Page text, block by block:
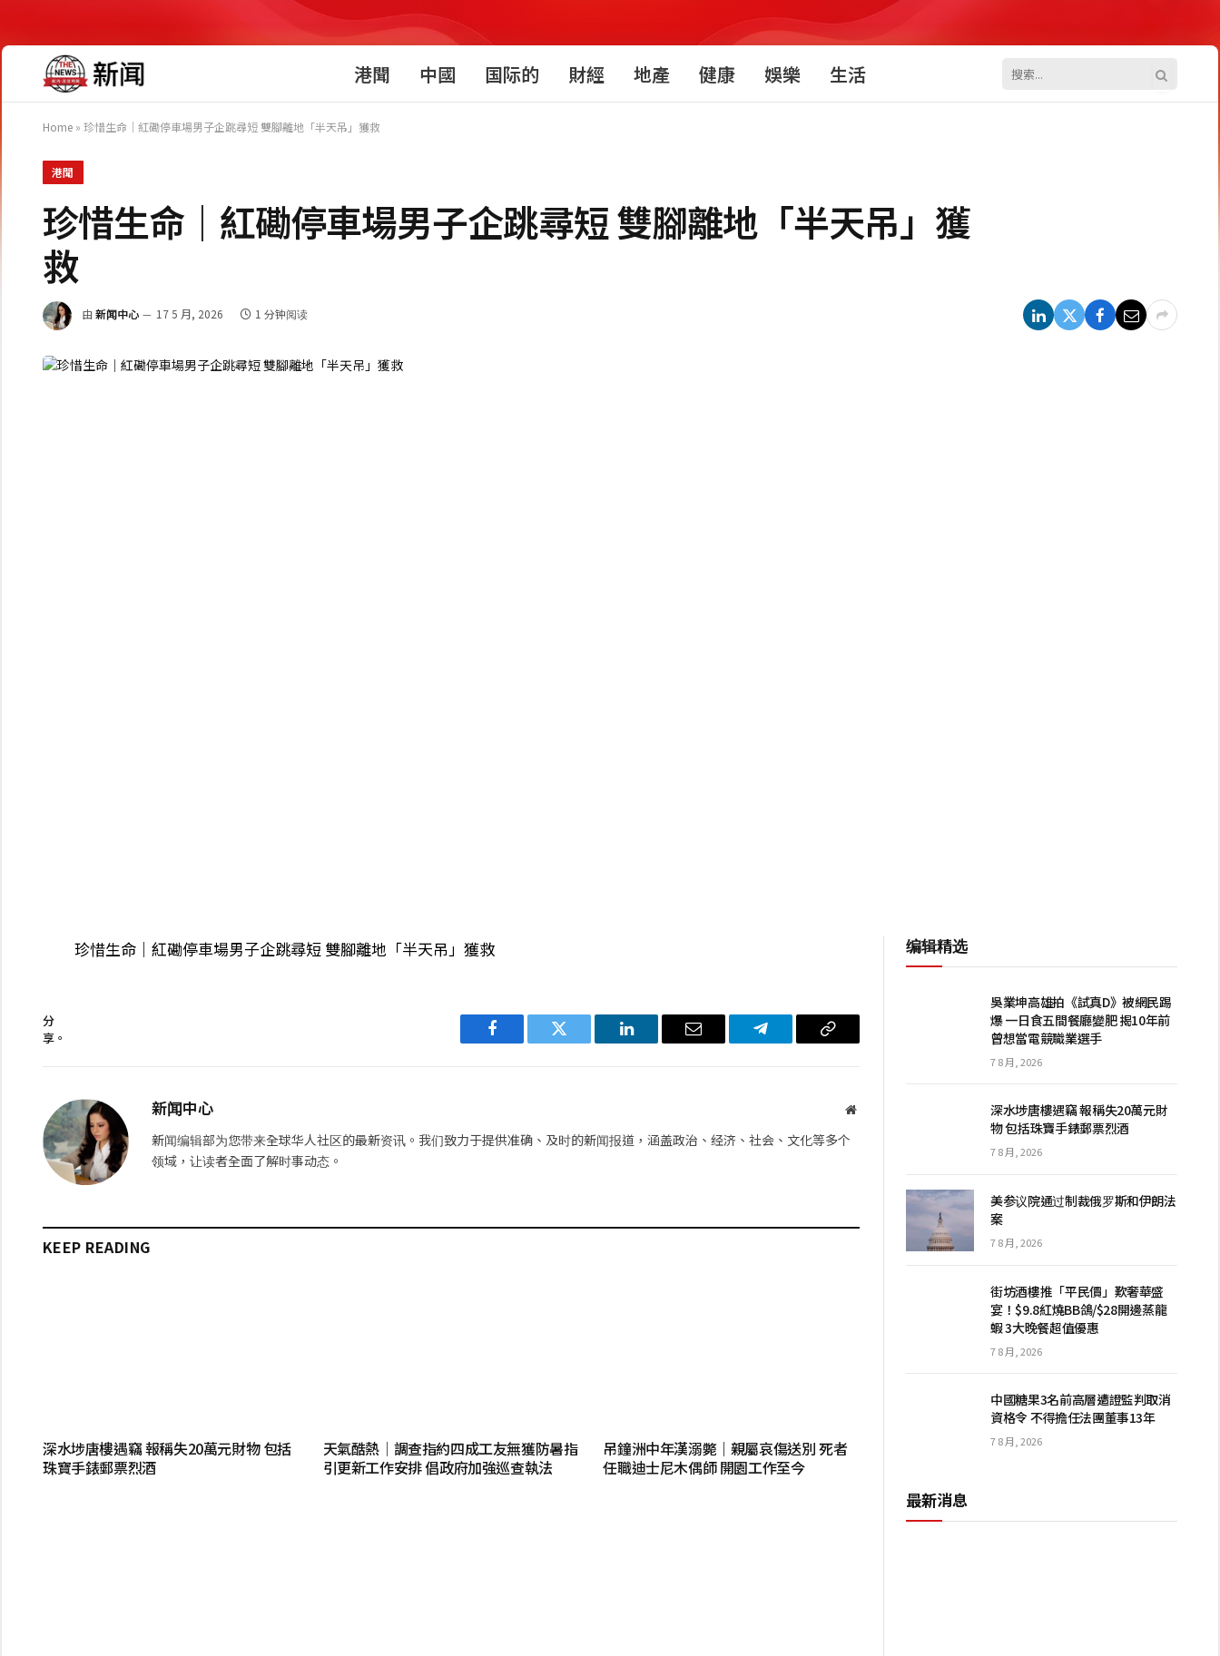
港聞 中國 国际的 財經 地產 健康 娛樂 生活
Home » 珍惜生命｜紅磡停車場男子企跳尋短 雙腳離地「半天吊」獲救
港聞
珍惜生命｜紅磡停車場男子企跳尋短 雙腳離地「半天吊」獲
救
由 新闻中心 17 5 月, 2026 1 分钟阅读
珍惜生命｜紅磡停車場男子企跳尋短 雙腳離地「半天吊」獲救
分
享。
Facebook Twitter LinkedIn 电
Telegram 复
新闻中心
网
新闻编辑部为您带来全球华人社区的最新资讯。我们致力于提供准确、及时的新闻报道，涵盖政治、经济、社会、文化等多个
领域，让读者全面了解时事动态。
KEEP READING
深水埗唐樓遇竊 報稱失20萬元財物 包括
珠寶手錶郵票烈酒
天氣酷熱│調查指約四成工友無獲防暑指
引更新工作安排 倡政府加強巡查執法
吊鐘洲中年漢溺斃｜親屬哀傷送別 死者
任職迪士尼木偶師 開園工作至今
编辑精选
吳業坤高雄拍《試真D》被網民踢
爆 一日食五間餐廳變肥 揭10年前
曾想當電競職業選手
7 8 月, 2026
深水埗唐樓遇竊 報稱失20萬元財
物 包括珠寶手錶郵票烈酒
7 8 月, 2026
美参议院通过制裁俄罗斯和伊朗法
案
7 8 月, 2026
街坊酒樓推「平民價」歎奢華盛
宴！$9.8紅燒BB鴿/$28開邊蒸龍
蝦 3大晚餐超值優惠
7 8 月, 2026
中國糖果3名前高層遭證監判取消
資格令 不得擔任法團董事13年
7 8 月, 2026
最新消息